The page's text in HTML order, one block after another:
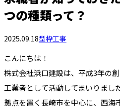
つの種類って？
2025.09.18型枠工事
こんにちは！
株式会社浜口建設は、平成3年の
工業者として活動してまいりまし
拠点を置く長崎市を中心に、西海